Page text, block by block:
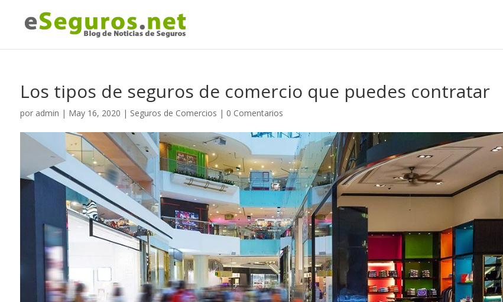
Los tipos de seguros de comercio que puedes contratar
por admin | May 16, 2020 | Seguros de Comercios | 0 Comentarios